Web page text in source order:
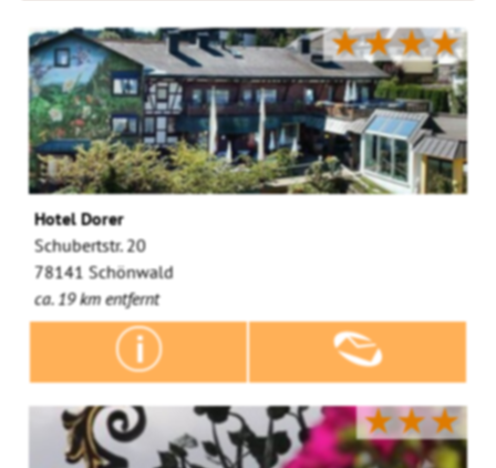
★★★★
Hotel Dorer
Schubertstr. 20
78141 Schönwald
ca. 19 km entfernt
★★★